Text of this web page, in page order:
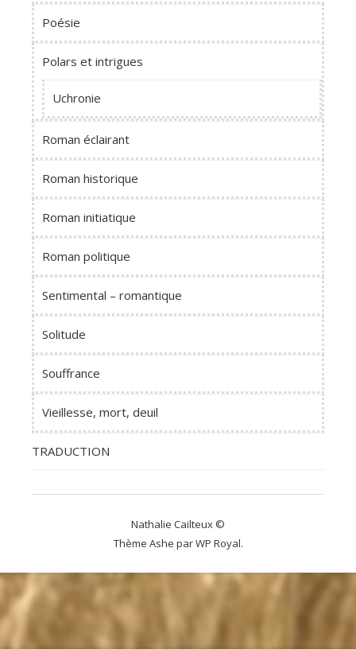
Poésie
Polars et intrigues
Uchronie
Roman éclairant
Roman historique
Roman initiatique
Roman politique
Sentimental – romantique
Solitude
Souffrance
Vieillesse, mort, deuil
TRADUCTION
Nathalie Cailteux ©
Thème Ashe parWP Royal.